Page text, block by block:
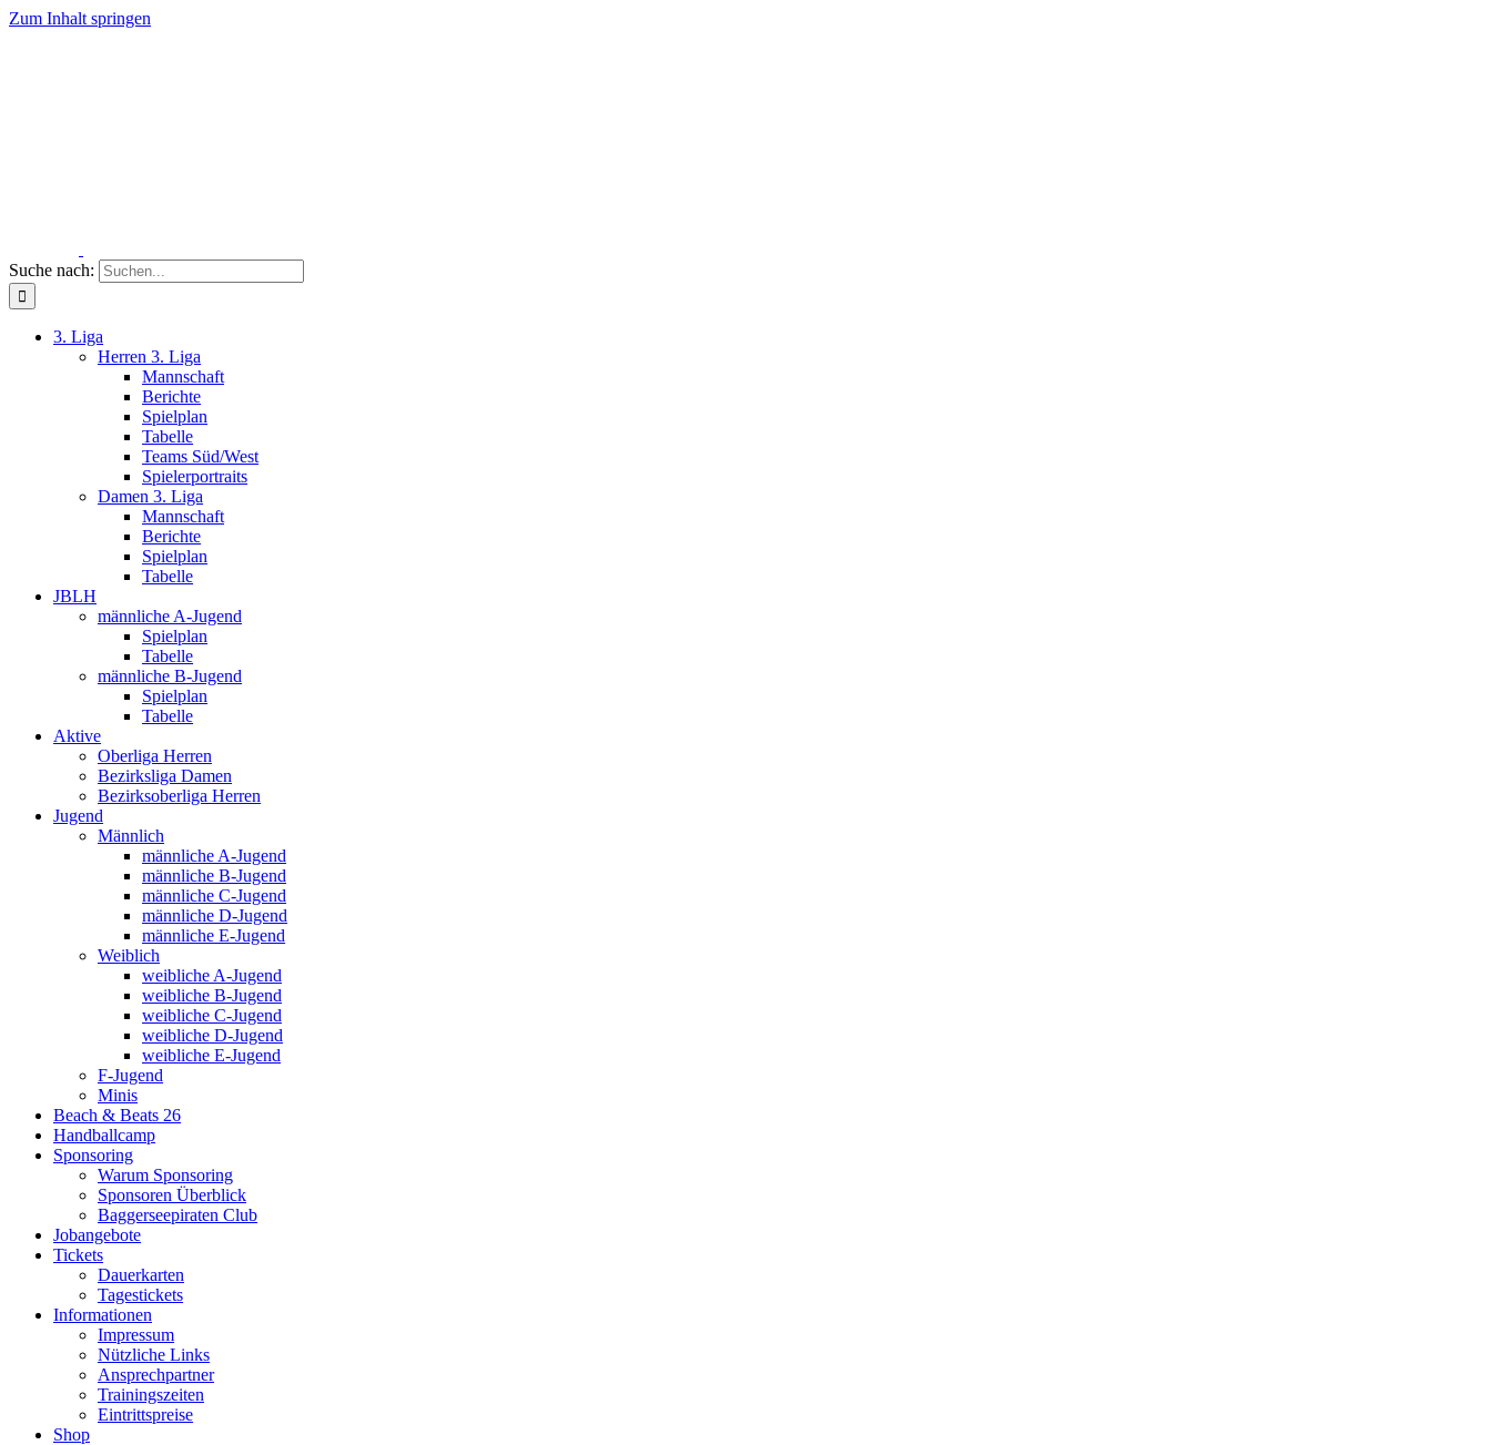
Zum Inhalt springen
Suche nach:
3. Liga
Herren 3. Liga
Mannschaft
Berichte
Spielplan
Tabelle
Teams Süd/West
Spielerportraits
Damen 3. Liga
Mannschaft
Berichte
Spielplan
Tabelle
JBLH
männliche A-Jugend
Spielplan
Tabelle
männliche B-Jugend
Spielplan
Tabelle
Aktive
Oberliga Herren
Bezirksliga Damen
Bezirksoberliga Herren
Jugend
Männlich
männliche A-Jugend
männliche B-Jugend
männliche C-Jugend
männliche D-Jugend
männliche E-Jugend
Weiblich
weibliche A-Jugend
weibliche B-Jugend
weibliche C-Jugend
weibliche D-Jugend
weibliche E-Jugend
F-Jugend
Minis
Beach & Beats 26
Handballcamp
Sponsoring
Warum Sponsoring
Sponsoren Überblick
Baggerseepiraten Club
Jobangebote
Tickets
Dauerkarten
Tagestickets
Informationen
Impressum
Nützliche Links
Ansprechpartner
Trainingszeiten
Eintrittspreise
Shop